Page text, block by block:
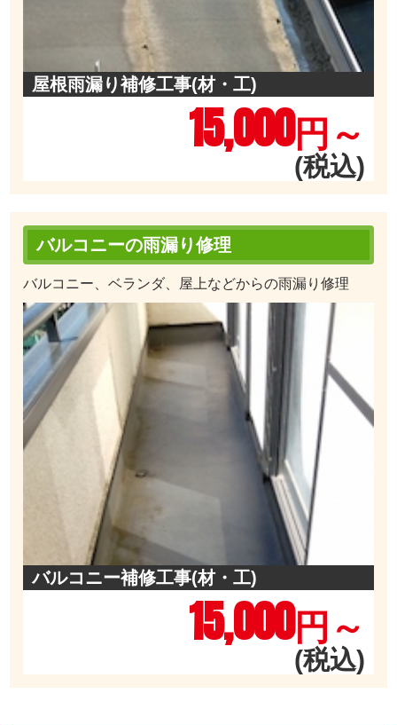
屋根雨漏り補修工事(材・工)
15,000円～
(税込)
バルコニーの雨漏り修理
バルコニー、ベランダ、屋上などからの雨漏り修理
バルコニー補修工事(材・工)
15,000円～
(税込)